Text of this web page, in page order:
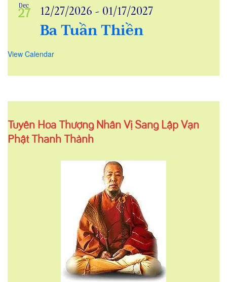
Dec
27 12/27/2026 - 01/17/2027
Ba Tuần Thiền
View Calendar
Tuyên Hoá Thượng Nhân Vị Sáng Lập Vạn
Phật Thánh Thành